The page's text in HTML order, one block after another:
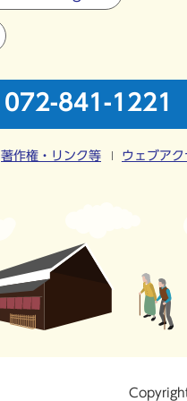
072-841-1221
著作権・リンク等 ウェブア